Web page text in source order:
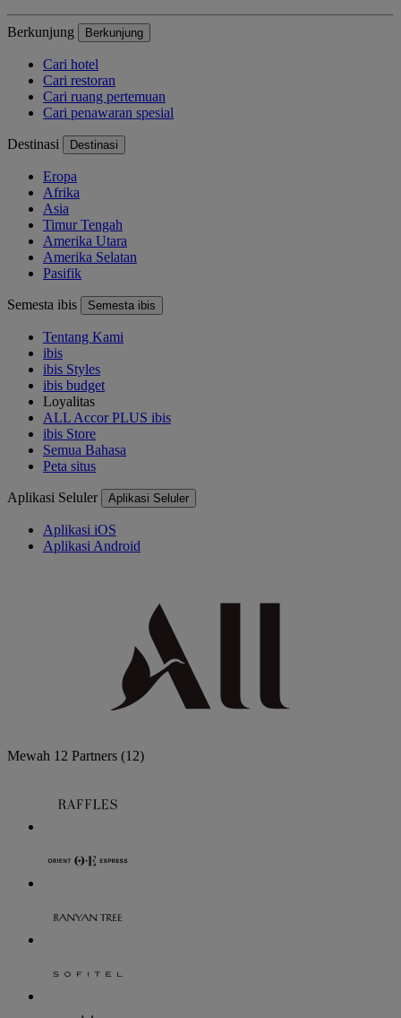
Berkunjung Berkunjung
Cari hotel
Cari restoran
Cari ruang pertemuan
Cari penawaran spesial
Destinasi Destinasi
Eropa
Afrika
Asia
Timur Tengah
Amerika Utara
Amerika Selatan
Pasifik
Semesta ibis Semesta ibis
Tentang Kami
ibis
ibis Styles
ibis budget
Loyalitas
ALL Accor PLUS ibis
ibis Store
Semua Bahasa
Peta situs
Aplikasi Seluler Aplikasi Seluler
Aplikasi iOS
Aplikasi Android
Mewah 12 Partners (12)